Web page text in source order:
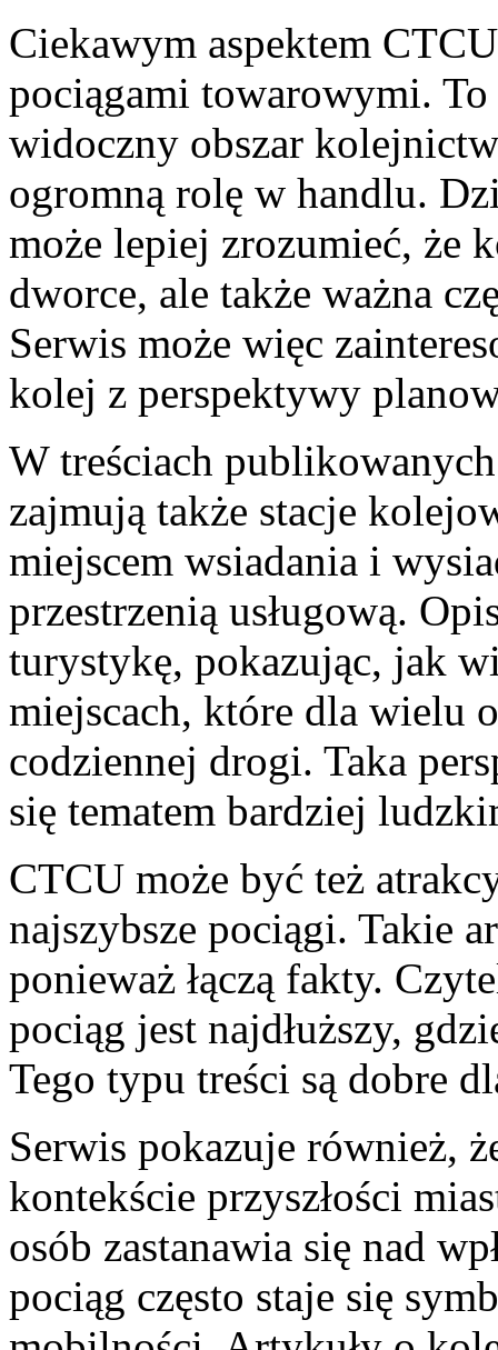
Ciekawym aspektem
pociągami towarowymi.
widoczny obszar
ogromną rolę w handlu.
może lepiej zrozumieć, że
dworce, ale także ważna
Serwis może więc
kolej z perspektywy
W treściach
zajmują także stacje
miejscem wsiadania i
przestrzenią usługową.
turystykę, pokazując, jak
miejscach, które dla wielu
codziennej drogi. Taka
się tematem bardziej
CTCU może być też
najszybsze pociągi. Takie
ponieważ łączą fakty.
pociąg jest najdłuższy,
Tego typu treści są dobre
Serwis pokazuje również,
kontekście przyszłości
osób zastanawia się nad
pociąg często staje się